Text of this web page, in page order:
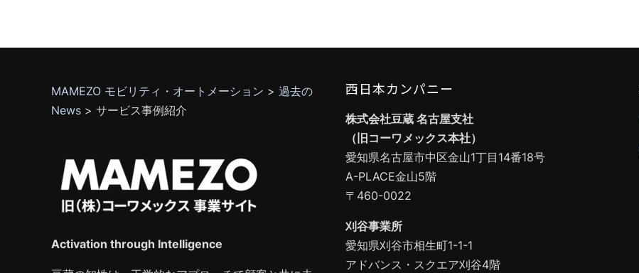
MAMEZO モビリティ・オートメーション > 過去の
News > サービス事例紹介
Activation through Intelligence
西日本カンパニー
株式会社豆蔵 名古屋支社
（旧コーワメックス本社）
愛知県名古屋市中区金山1丁目14番18号
A-PLACE金山5階
〒460-0022
刈谷事業所
愛知県刈谷市相生町1-1-1
アドバンス・スクエア刈谷4階